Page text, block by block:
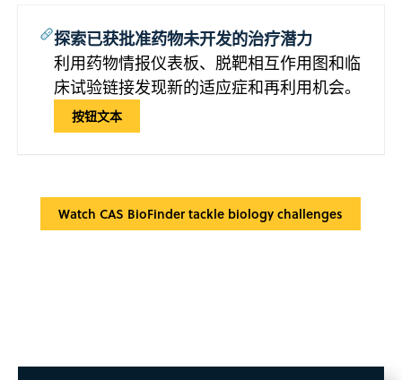
探索已获批准药物未开发的治疗潜力
利用药物情报仪表板、脱靶相互作用图和临
床试验链接发现新的适应症和再利用机会。
按钮文本
Watch CAS BioFinder tackle biology challenges